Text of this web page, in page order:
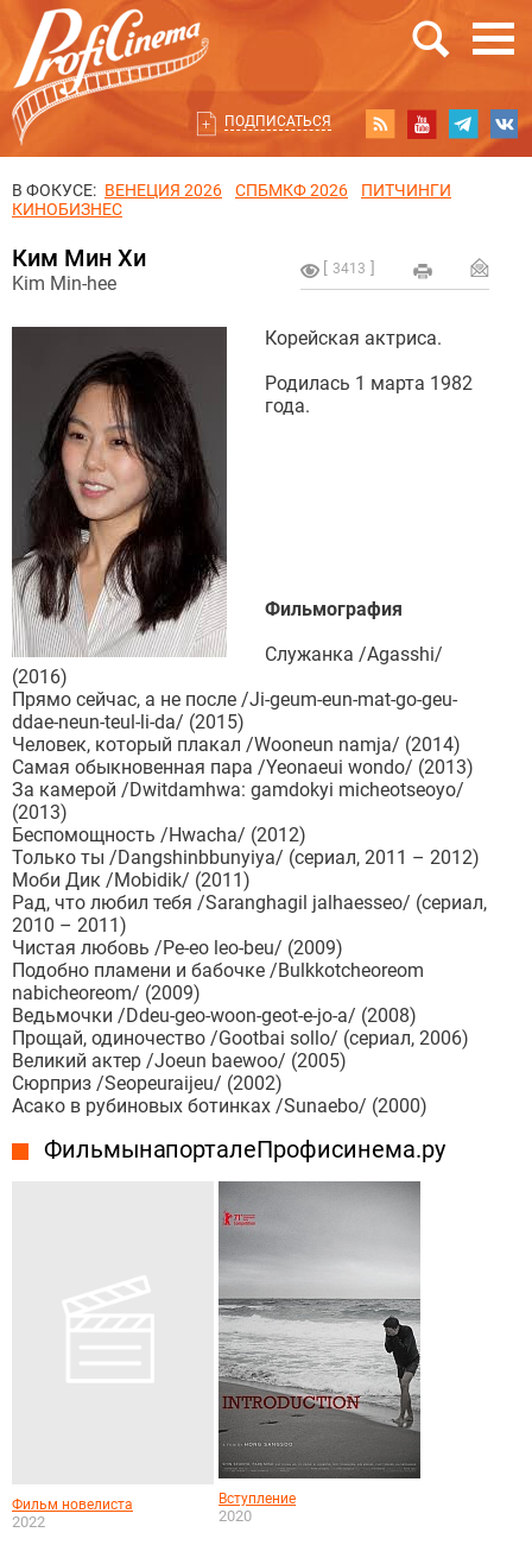
ПОДПИСАТЬСЯ
В ФОКУСЕ: ВЕНЕЦИЯ 2026 СПБМКФ 2026
ПИТЧИНГИ
КИНОБИЗНЕС
3413
Ким Мин Хи
Kim Min-hee
Корейская актриса.
Родилась 1 марта 1982
года.
Фильмография
Служанка /Agasshi/
(2016)
Прямо сейчас, а не после /Ji-geum-eun-mat-go-geu-
ddae-neun-teul-li-da/ (2015)
Человек, который плакал /Wooneun namja/ (2014)
Самая обыкновенная пара /Yeonaeui wondo/ (2013)
За камерой /Dwitdamhwa: gamdokyi micheotseoyo/
(2013)
Беспомощность /Hwacha/ (2012)
Только ты /Dangshinbbunyiya/ (сериал, 2011 – 2012)
Моби Дик /Mobidik/ (2011)
Рад, что любил тебя /Saranghagil jalhaesseo/ (сериал,
2010 – 2011)
Чистая любовь /Pe-eo leo-beu/ (2009)
Подобно пламени и бабочке /Bulkkotcheoreom
nabicheoreom/ (2009)
Ведьмочки /Ddeu-geo-woon-geot-e-jo-a/ (2008)
Прощай, одиночество /Gootbai sollo/ (сериал, 2006)
Великий актер /Joeun baewoo/ (2005)
Сюрприз /Seopeuraijeu/ (2002)
Асако в рубиновых ботинках /Sunaebo/ (2000)
Фильмы на портале Профисинема.ру
Фильм новелиста
2022
Вступление
2020